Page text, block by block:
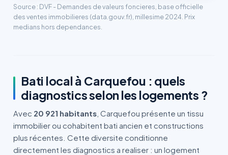
Source : DVF - Demandes de valeurs foncieres, base officielle
des ventes immobilieres (data.gouv.fr), millesime 2024. Prix
medians hors dependances.
Bati local à Carquefou : quels
diagnostics selon les logements ?
Avec 20 921 habitants , Carquefou présente un tissu
immobilier ou cohabitent bati ancien et constructions
plus récentes. Cette diversite conditionne
directement les diagnostics a realiser : un logement